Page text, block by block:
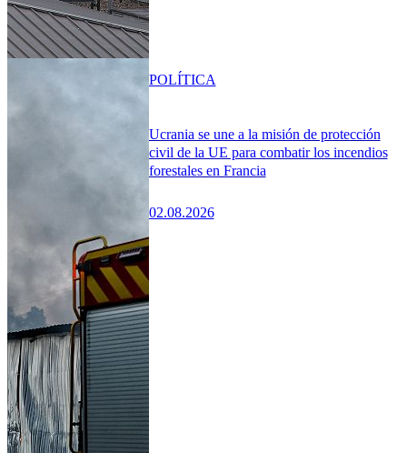
Ucrania se une a la misión de protección
civil de la UE para combatir los incendios
forestales en Francia
02.08.2026
POLÍTICA